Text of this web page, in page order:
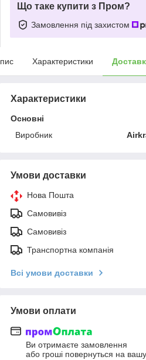
Що таке купити з Пром?
Замовлення під захистом
Характеристики
Характеристики
Основні
Виробник
Умови доставки
Нова Пошта
Самовивіз
Самовивіз
Транспортна компанія
Всі умови доставки
Умови оплати
Ви отримаєте замовлення
або гроші повернуться на